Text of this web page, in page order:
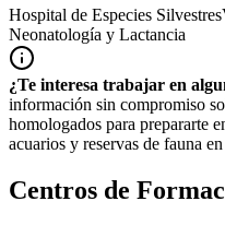
Hospital de Especies Silvestres
Neonatología y Lactancia
¿Te interesa trabajar en
información sin compromiso
homologados para prepararte
acuarios y reservas de fauna
Centros de